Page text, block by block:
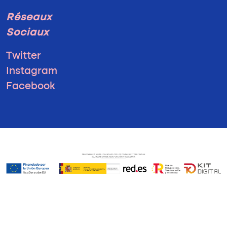
Réseaux
Sociaux
Twitter
Instagram
Facebook